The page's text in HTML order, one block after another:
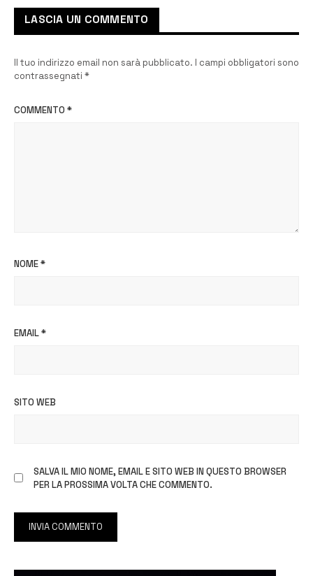
LASCIA UN COMMENTO
Il tuo indirizzo email non sarà pubblicato. I campi obbligatori sono
contrassegnati *
COMMENTO *
NOME*
EMAIL*
SITO WEB
SALVA IL MIO NOME, EMAIL E SITO WEB IN QUESTO BROWSER
PER LA PROSSIMA VOLTA CHE COMMENTO.